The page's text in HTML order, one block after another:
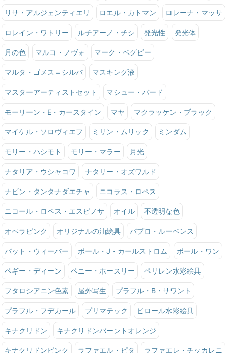
リサ・アルジェンティエリ ロエル・カトマン ロレーナ・マッサ
ロレイン・ワトリー ルチアーノ・チシ 発光性 発光体
月の色 マルコ・ノヴォ マーク・ベグビー
マルタ・ゴメス＝シルバ マスキング液
マスターアーティストセット マシュー・バード
モーリーン・E・カースタイン マヤ マクラッケン・ブラック
マイケル・ソロヴィエフ ミリン・ムリック ミンダム
モリー・ハシモト モリー・マラー 月光
ナタリア・ウシャコワ ナタリー・オズワルド
ナビン・タンタナダエチャ ニコラス・ロペス
ニコール・ロペス・エスピノサ オイル 不透明な色
オペラピンク オリジナルの油絵具 パブロ・ルーベンス
パット・ウィーバー ポール・J・カールストロム ポール・ワン
ペギー・ディーン ペニー・ホースリー ペリレン水彩絵具
フタロシアニン色素 屋外写生 プラフル・B・サワント
プラフル・フデカール プリマテック ピロール水彩絵具
キナクリドン キナクリドンバーントオレンジ
キナクリドンピンク ラファエル・ピタ ラファエレ・チッカレニ